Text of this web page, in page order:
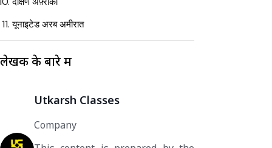
यूनाइटेड अरब अमीरात
लेखक के बारे में
Utkarsh Classes
Company